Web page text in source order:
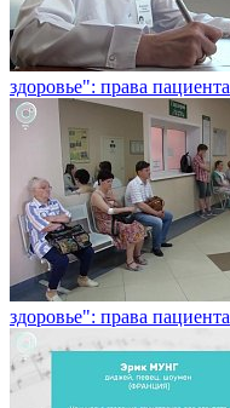
здоровье": права пациента
здоровье": права пациента